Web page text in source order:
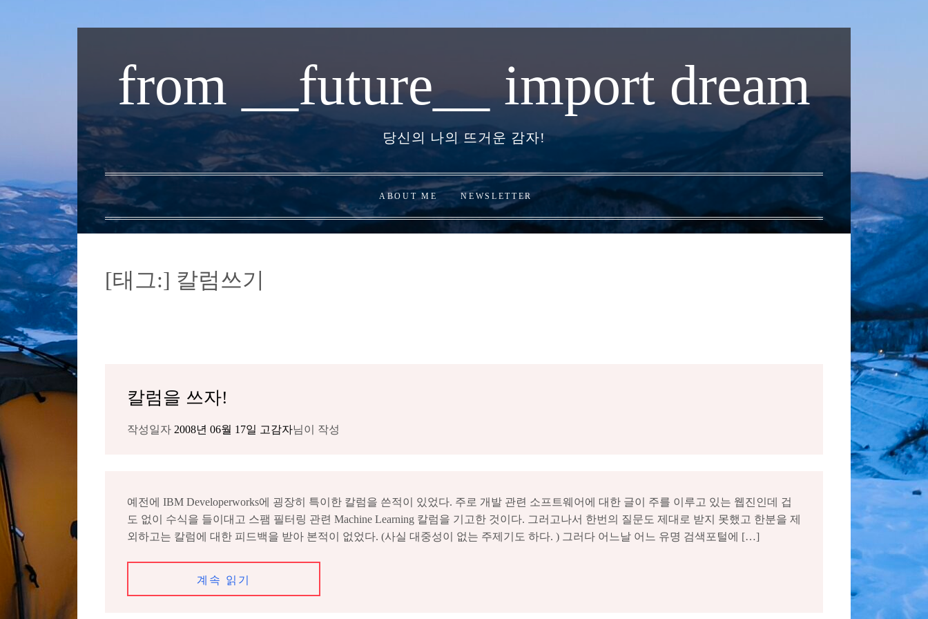
로
가
from __future__ import dream
당신의 나의 뜨거운 감자!
ABOUT ME NEWSLETTER
[태그:] 칼럼쓰기
칼럼을 쓰자!
작성일자 2008년 06월 17일 고감자님이 작성
예전에 IBM Developerworks에 굉장히 특이한 칼럼을 쓴적이 있었다. 주로 개발 관련 소프트웨어에 대한 글이 주를 이루고 있는 웹진인데 겁
도 없이 수식을 들이대고 스팸 필터링 관련 Machine Learning 칼럼을 기고한 것이다. 그러고나서 한번의 질문도 제대로 받지 못했고 한분을 제
외하고는 칼럼에 대한 피드백을 받아 본적이 없었다. (사실 대중성이 없는 주제기도 하다. ) 그러다 어느날 어느 유명 검색포털에 […]
계속 읽기